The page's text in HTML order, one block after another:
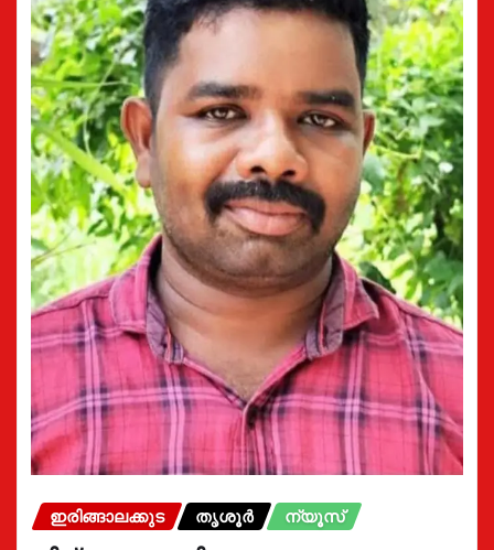
ഇരിങ്ങാലക്കുട തൃശൂർ ന്യൂസ്